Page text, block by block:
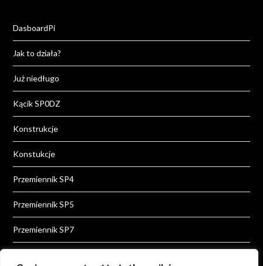
DasboardPi
Jak to działa?
Już niedługo
Kącik SP0DZ
Konstrukcje
Konstukcje
Przemiennik SP4
Przemiennik SP5
Przemiennik SP7